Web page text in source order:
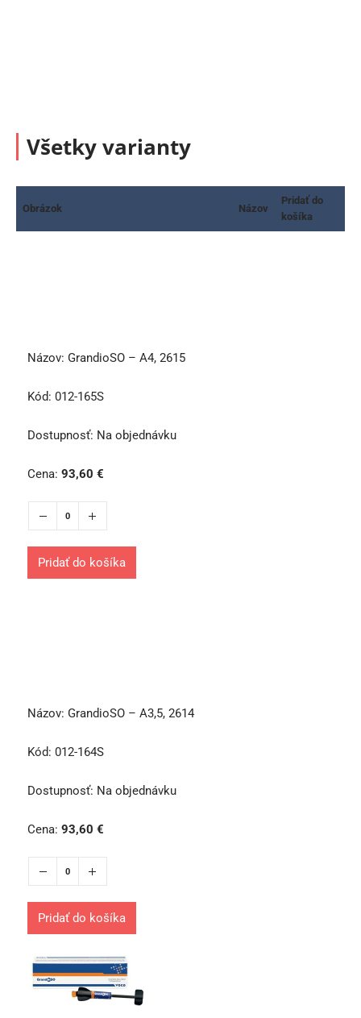
Všetky varianty
Obrázok Názov
Pridať do
košíka
Názov: GrandioSO – A4, 2615
Kód: 012-165S
Dostupnosť: Na objednávku
Cena: 93,60 €
Pridať do košíka
Názov: GrandioSO – A3,5, 2614
Kód: 012-164S
Dostupnosť: Na objednávku
Cena: 93,60 €
Pridať do košíka